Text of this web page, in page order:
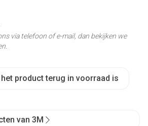
product terug in voorraad is
via telefoon of e-mail, dan bekijken we
van 3M